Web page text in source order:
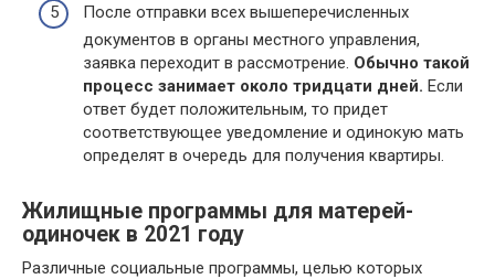
После отправки всех вышеперечисленных
документов в органы местного управления,
заявка переходит в рассмотрение. Обычно такой
процесс занимает около тридцати дней. Если
ответ будет положительным, то придет
соответствующее уведомление и одинокую мать
определят в очередь для получения квартиры.
Жилищные программы для матерей-
одиночек в 2021 году
Различные социальные программы, целью которых